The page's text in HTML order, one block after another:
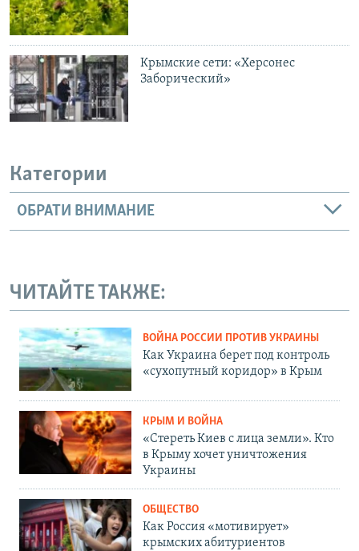
Крымские сети: «Херсонес
Заборический»
Категории
ОБРАТИ ВНИМАНИЕ
ЧИТАЙТЕ ТАКЖЕ:
ВОЙНА РОССИИ ПРОТИВ УКРАИНЫ
Как Украина берет под контроль
«сухопутный коридор» в Крым
КРЫМ И ВОЙНА
«Стереть Киев с лица земли». Кто
в Крыму хочет уничтожения
Украины
ОБЩЕСТВО
Как Россия «мотивирует»
крымских абитуриентов